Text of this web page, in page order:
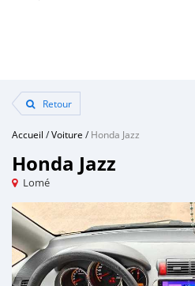
Retour
Accueil /Voiture /Honda Jazz
Honda Jazz
Lomé